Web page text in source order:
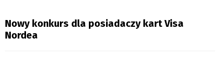
Nowy konkurs dla posiadaczy kart Visa
Nordea